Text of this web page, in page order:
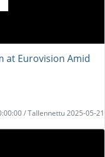
at Eurovision Amid
/ Tallennettu 2025-05-21